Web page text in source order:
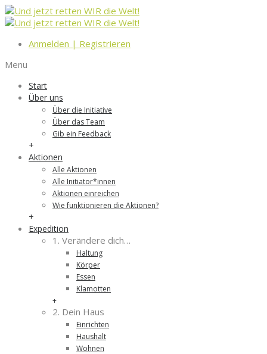
Anmelden | Registrieren
Menu
Start
Über uns
Über die Initiative
Über das Team
Gib ein Feedback
+
Aktionen
Alle Aktionen
Alle Initiator*innen
Aktionen einreichen
Wie funktionieren die Aktionen?
+
Expedition
1. Verändere dich…
Haltung
Körper
Essen
Klamotten
+
2. Dein Haus
Einrichten
Haushalt
Wohnen